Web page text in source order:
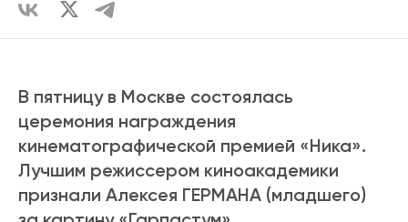
В пятницу в Москве состоялась
церемония награждения
кинематографической премией «Ника».
Лучшим режиссером киноакадемики
признали Алексея ГЕРМАНА (младшего)